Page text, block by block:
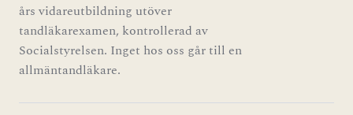
års vidareutbildning utöver
tandläkarexamen, kontrollerad av
Socialstyrelsen. Inget hos oss går till en
allmäntandläkare.